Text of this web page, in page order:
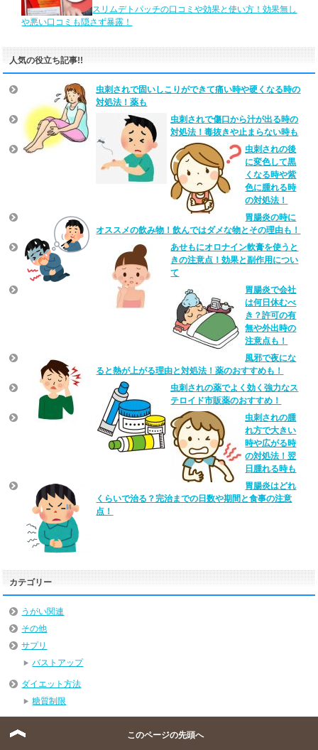
スリムデトパッチの口コミや効果と使い方！効果無し
や悪い口コミも隠さず暴露！
人気の役立ち記事!!
虫刺されで固いしこりができて痛い時や硬くなる時の
対処法！薬も
虫刺されで傷口から汁が出る時の
対処法！毒抜きや止まらない時も
虫刺されの後
に変色して黒
くなる時や紫
色に腫れる時
の対処法！
胃腸炎の時に
オススメの飲み物！飲んではダメな物とその理由も！
あせもにオロナイン軟膏を使うと
きの注意点！効果と副作用につい
て
胃腸炎で会社
は何日休むべ
き？許可の有
無や外出時の
注意点も！
風邪で夜にな
ると熱が上がる理由と対処法！薬のおすすめも！
虫刺されの薬でよく効く強力なス
テロイド市販薬のおすすめ！
虫刺されの腫
れ方で大きい
時や広がる時
の対処法！翌
日腫れる時も
胃腸炎はどれ
くらいで治る？完治までの日数や期間と食事の注意
点！
カテゴリー
うがい関連
その他
サプリ
バストアップ
ダイエット方法
糖質制限
体調不良の時の対応
このページの先頭へ